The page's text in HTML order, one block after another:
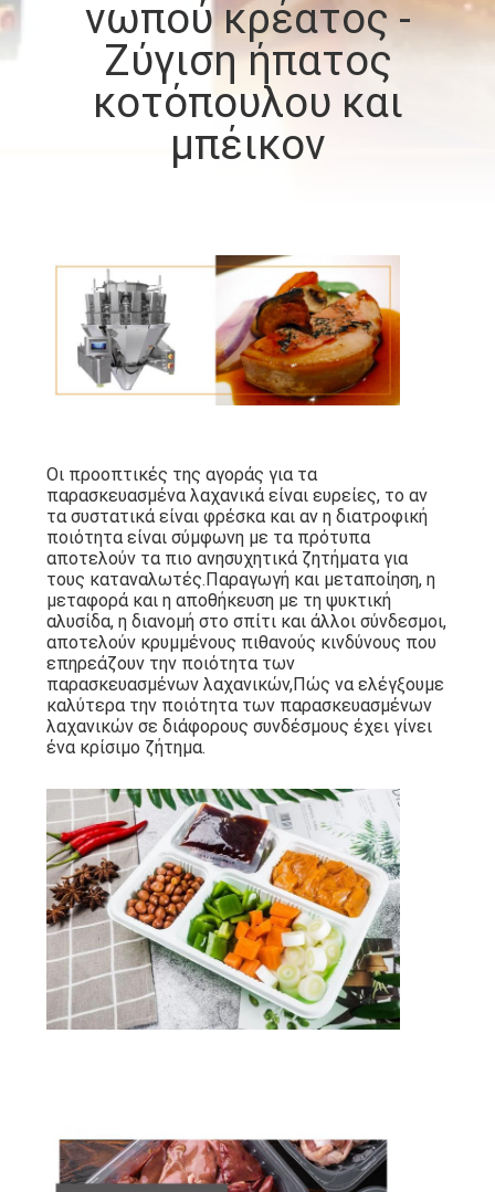
ΠΟΙΟΤΙΚΌΣ
ΈΛΕΓΧΟΣ
ΕΠΙΚΟΙΝΩΝΉΣΤΕ
ΥΠΟΘΈΣΕΙΣ
ΜΙΑ
ΠΡΟΣΦΟΡΆ
SITEMAP
ΠΟΛΙΤΙΚΉ
ΑΠΟΡΡΉΤΟΥ
νωπού κρέατος -
Ζύγιση ήπατος
κοτόπουλου και
μπέικον
Οι προοπτικές της αγοράς για τα
παρασκευασμένα λαχανικά είναι ευρείες, το αν
τα συστατικά είναι φρέσκα και αν η διατροφική
ποιότητα είναι σύμφωνη με τα πρότυπα
αποτελούν τα πιο ανησυχητικά ζητήματα για
τους καταναλωτές.Παραγωγή και μεταποίηση, η
μεταφορά και η αποθήκευση με τη ψυκτική
αλυσίδα, η διανομή στο σπίτι και άλλοι σύνδεσμοι,
αποτελούν κρυμμένους πιθανούς κινδύνους που
επηρεάζουν την ποιότητα των
παρασκευασμένων λαχανικών,Πώς να ελέγξουμε
καλύτερα την ποιότητα των παρασκευασμένων
λαχανικών σε διάφορους συνδέσμους έχει γίνει
ένα κρίσιμο ζήτημα.